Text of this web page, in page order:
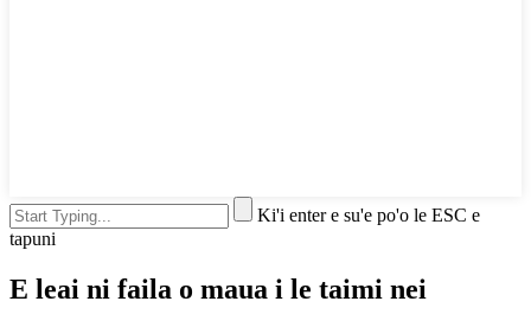
Ki'i enter e su'e po'o le ESC e
tapuni
E leai ni faila o maua i le taimi nei